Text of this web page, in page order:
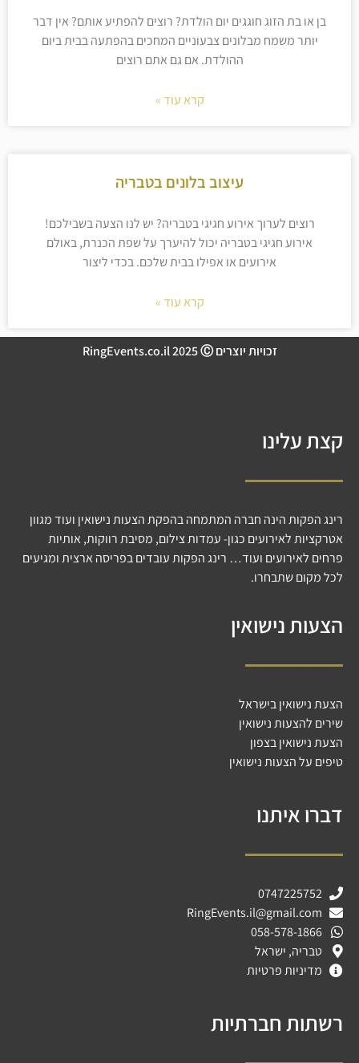
בן או בת הזוג חוגגים יום הולדת? רוצים להפתיע אותם? אין דבר
יותר משמח מבלונים צבעוניים המחכים בהפתעה בבית ביום
ההולדת. אם גם אתם רוצים
קרא עוד »
עיצוב בלונים בטבריה
רוצים לערוך אירוע חגיגי בטבריה? יש לנו הצעה בשבילכם!
אירוע חגיגי בטבריה יכול להיערך על שפת הכנרת, באולם
אירועים או אפילו בבית שלכם. בכדי ליצור
קרא עוד »
זכויות יוצרים RingEvents.co.il 2025 Ⓒ
קצת עלינו
רינג הפקות הינה חברה המתמחה בהפקת הצעות נישואין ועוד מגוון
אטרקציות לאירועים כגון- עמדות צילום, מסיבת רווקות, אותיות
פרחים לאירועים ועוד… רינג הפקות עובדים בפריסה ארצית ומגיעים
לכל מקום שתבחרו.
הצעות נישואין
הצעת נישואין בישראל
שירים להצעות נישואין
הצעת נישואין בצפון
טיפים על הצעות נישואין
דברו איתנו
0747225752
RingEvents.il@gmail.com
058-578-1866
טבריה, ישראל
מדיניות פרטיות
רשתות חברתיות